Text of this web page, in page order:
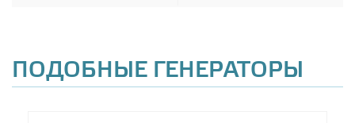
ПОДОБНЫЕ ГЕНЕРАТОРЫ